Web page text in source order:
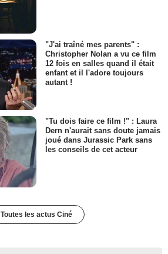
"J'ai traîné mes parents" :
Christopher Nolan a vu ce film
12 fois en salles quand il était
enfant et il l'adore toujours
autant !
"Tu dois faire ce film !" : Laura
Dern n'aurait sans doute jamais
joué dans Jurassic Park sans
les conseils de cet acteur
Toutes les actus Ciné